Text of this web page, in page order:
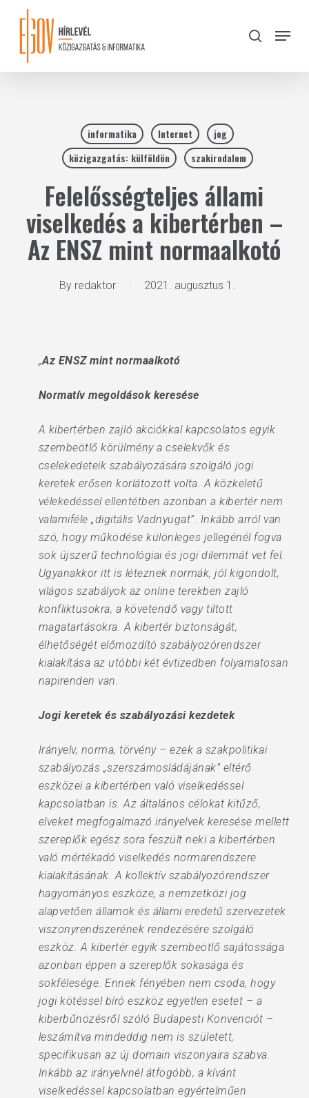
content
search
Menu
informatika Internet
jog
közigazgatás: külföldön
szakirodalom
Felelősségteljes állami
viselkedés a kibertérben –
Az ENSZ mint normaalkotó
By redaktor 2021. augusztus 1.
„Az ENSZ mint normaalkotó
Normatív megoldások keresése
A kibertérben zajló akciókkal kapcsolatos egyik
szembeötlő körülmény a cselekvők és
cselekedeteik szabályozására szolgáló jogi
keretek erősen korlátozott volta. A közkeletű
vélekedéssel ellentétben azonban a kibertér nem
valamiféle „digitális Vadnyugat”. Inkább arról van
szó, hogy működése különleges jellegénél fogva
sok újszerű technológiai és jogi dilemmát vet fel.
Ugyanakkor itt is léteznek normák, jól kigondolt,
világos szabályok az online terekben zajló
konfliktusokra, a követendő vagy tiltott
magatartásokra. A kibertér biztonságát,
élhetőségét előmozdító szabályozórendszer
kialakítása az utóbbi két évtizedben folyamatosan
napirenden van.
Jogi keretek és szabályozási kezdetek
Irányelv, norma, törvény – ezek a szakpolitikai
szabályozás „szerszámosládájának” eltérő
eszközei a kibertérben való viselkedéssel
kapcsolatban is. Az általános célokat kitűző,
elveket megfogalmazó irányelvek keresése mellett
szereplők egész sora feszült neki a kibertérben
való mértékadó viselkedés normarendszere
kialakításának. A kollektív szabályozórendszer
hagyományos eszköze, a nemzetközi jog
alapvetően államok és állami eredetű szervezetek
viszonyrendszerének rendezésére szolgáló
eszköz. A kibertér egyik szembeötlő sajátossága
azonban éppen a szereplők sokasága és
sokfélesége. Ennek fényében nem csoda, hogy
jogi kötéssel bíró eszköz egyetlen esetet – a
kiberbűnözésről szóló Budapesti Konvenciót –
leszámítva mindeddig nem is született,
specifikusan az új domain viszonyaira szabva.
Inkább az irányelvnél átfogóbb, a kívánt
viselkedéssel kapcsolatban egyértelműen
Close